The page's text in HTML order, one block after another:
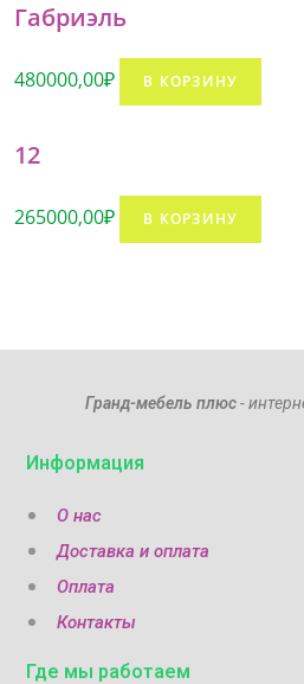
Габриэль
480000,00₽ В КОРЗИНУ
12
265000,00₽ В КОРЗИНУ
Гранд-мебель плюс-
Информация
О нас
Доставка и оплата
Оплата
Контакты
Где мы работаем